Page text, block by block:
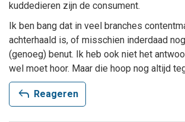
kuddedieren zijn de consument.
Ik ben bang dat in veel branches
achterhaald is, of misschien inderdaad
(genoeg) benut. Ik heb ook niet het
wel moet hoor. Maar die hoop nog altijd
reply Reageren